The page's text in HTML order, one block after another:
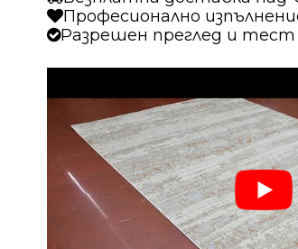
Професионално
Разрешен преглед и тест